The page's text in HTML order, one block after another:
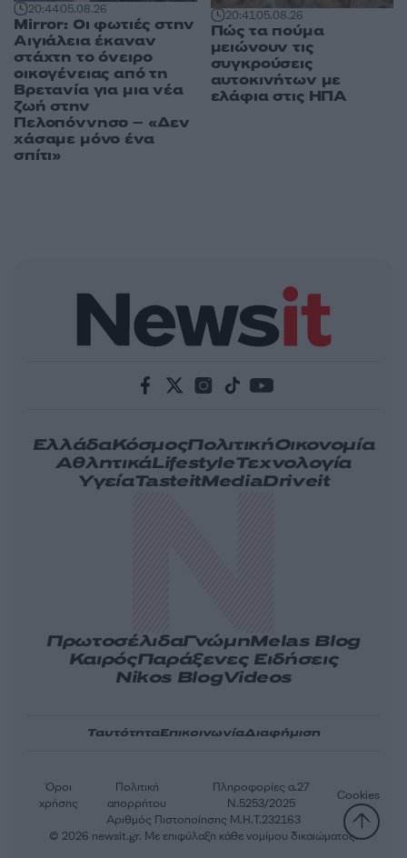
20:4405.08.26
Mirror: Οι φωτιές στην
Αιγιάλεια έκαναν
στάχτη το όνειρο
οικογένειας από τη
Βρετανία για μια νέα
ζωή στην
Πελοπόννησο – «Δεν
χάσαμε μόνο ένα
σπίτι»
20:4105.08.26
Πώς τα πούμα
μειώνουν τις
συγκρούσεις
αυτοκινήτων με
ελάφια στις ΗΠΑ
ΕλλάδαΚόσμοςΠολιτικήΟικονομία
ΑθλητικάLifestyleΤεχνολογία
ΥγείαTasteitMediaDriveit
ΠρωτοσέλιδαΓνώμηMelas Blog
ΚαιρόςΠαράξενες Ειδήσεις
Nikos BlogVideos
ΤαυτότηταΕπικοινωνίαΔιαφήμιση
Αριθμός Πιστοποίησης Μ.Η.Τ.232163
Όροι
χρήσης
Πολιτική
απορρήτου
Πληροφορίες α.27
Ν.5253/2025
Cookies
© 2026 newsit.gr. Με επιφύλαξη κάθε νομίμου δικαιώματος.